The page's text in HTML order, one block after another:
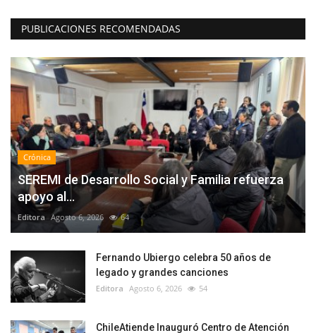
PUBLICACIONES RECOMENDADAS
Crónica
SEREMI de Desarrollo Social y Familia refuerza
apoyo al...
Editora Agosto 6, 2026 64
Fernando Ubiergo celebra 50 años de
legado y grandes canciones
Editora Agosto 6, 2026 54
ChileAtiende Inauguró Centro de Atención